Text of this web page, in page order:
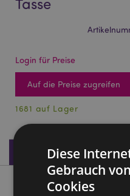
Login für Preise
Auf die Preise zugreifen
1681 auf Lager
Produktdaten
Produktbeschreibung
Diese
Gebrauch
Cookies